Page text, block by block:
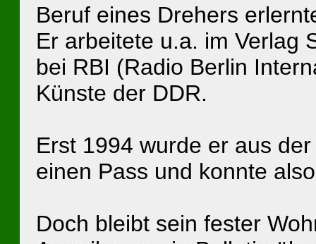
Beruf eines Drehers
Er arbeitete u.a. im Verlag
bei RBI (Radio Berlin
Künste der DDR.
Erst 1994 wurde er aus
einen Pass und konnte
Doch bleibt sein fester